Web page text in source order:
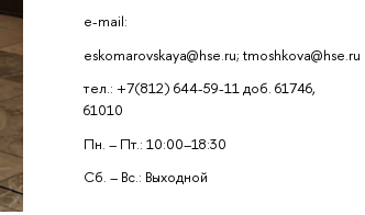
e-mail:
eskomarovskaya@hse.ru; tmoshkova@hse.ru
тел.: +7(812) 644-59-11 доб. 61746,
61010
Пн. – Пт.: 10:00–18:30
Сб. – Вс.: Выходной